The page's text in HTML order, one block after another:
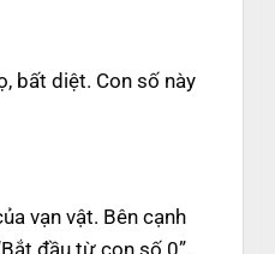
bất diệt. Con số này
vạn vật. Bên cạnh